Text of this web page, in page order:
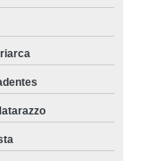
Campos Elíseos